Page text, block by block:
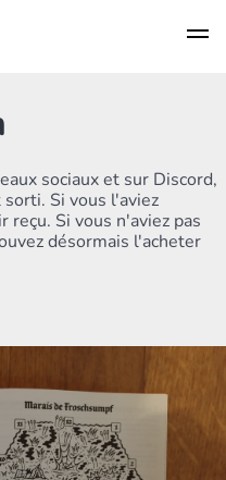
sociaux et sur Discord,
sorti. Si vous l'aviez
reçu. Si vous n'aviez pas
désormais l'acheter